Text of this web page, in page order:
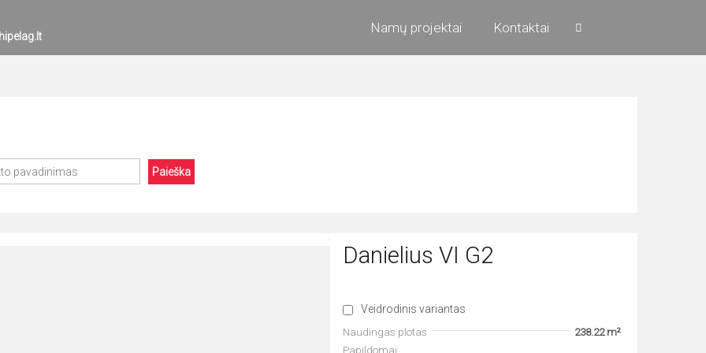
Namų projektai Kontaktai
Paieška
Danielius VI G2
Veidrodinis variantas
Naudingas plotas
238.22 m²
Papildomai: